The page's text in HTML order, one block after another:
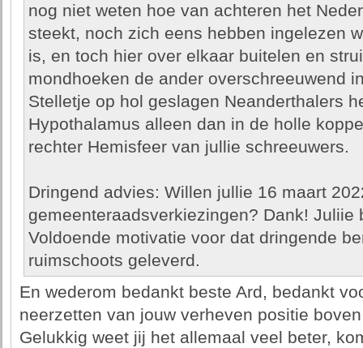
nog niet weten hoe van achteren het
steekt, noch zich eens hebben ingelezen
is, en toch hier over elkaar buitelen en
mondhoeken de ander overschreeuwend
Stelletje op hol geslagen Neanderthalers
Hypothalamus alleen dan in de holle
rechter Hemisfeer van jullie schreeuwers.
Dringend advies: Willen jullie 16 maart
gemeenteraadsverkiezingen? Dank!
Voldoende motivatie voor dat dringende
ruimschoots geleverd.
En wederom bedankt beste Ard, bedankt
neerzetten van jouw verheven positie
Gelukkig weet jij het allemaal veel beter,